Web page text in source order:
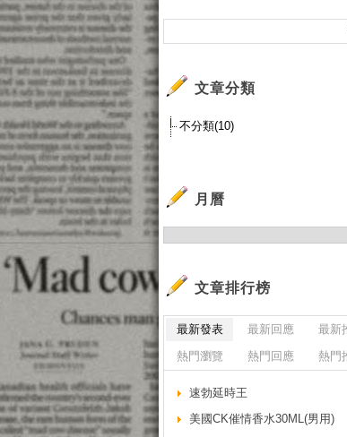
文章分類
不分類(10)
月曆
文章排行榜
最新發表 最新回應
最新
熱門瀏覽
熱門回應 熱門
速勃延時王
美國CK催情香水30ML(男用)